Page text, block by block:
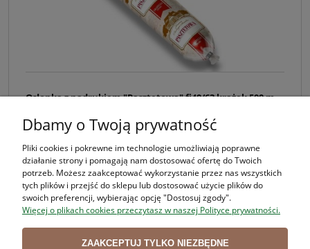
Osłonka z nadrukiem "Pasztetowa" fi40/63 krążek 500 m
468,10 zł
( 1 szt. = 0,94 zł )
Cena netto:380,57 zł
Dbamy o Twoją prywatność
Pliki cookies i pokrewne im technologie umożliwiają poprawne
działanie strony i pomagają nam dostosować ofertę do Twoich
potrzeb. Możesz zaakceptować wykorzystanie przez nas wszystkich
tych plików i przejść do sklepu lub dostosować użycie plików do
swoich preferencji, wybierając opcję "Dostosuj zgody".
Więcej o plikach cookies przeczytasz w naszej Polityce prywatności.
ZAAKCEPTUJ TYLKO NIEZBĘDNE